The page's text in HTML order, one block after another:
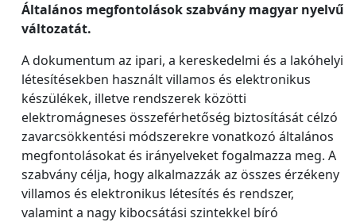
Általános megfontolások szabvány magyar nyelvű
változatát.
A dokumentum az ipari, a kereskedelmi és a lakóhelyi
létesítésekben használt villamos és elektronikus
készülékek, illetve rendszerek közötti
elektromágneses összeférhetőség biztosítását célzó
zavarcsökkentési módszerekre vonatkozó általános
megfontolásokat és irányelveket fogalmazza meg. A
szabvány célja, hogy alkalmazzák az összes érzékeny
villamos és elektronikus létesítés és rendszer,
valamint a nagy kibocsátási szintekkel bíró